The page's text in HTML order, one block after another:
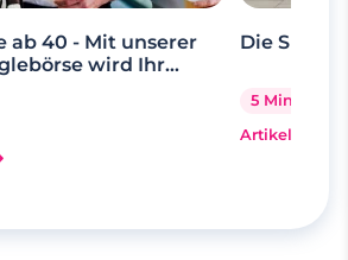
ab 40 - Mit unserer
wird Ihr
Die Suche
5 Minuten
Artikel lesen